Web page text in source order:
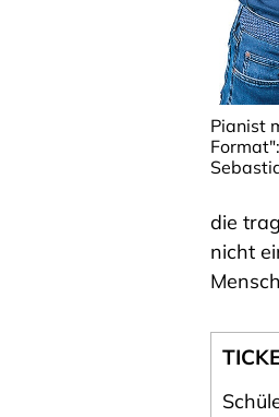
Pianist
die
nicht